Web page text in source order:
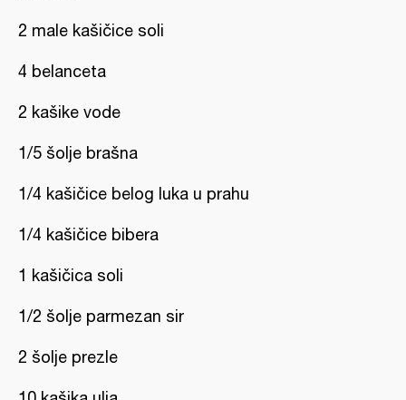
2 male kašičice soli
4 belanceta
2 kašike vode
1/5 šolje brašna
1/4 kašičice belog luka u prahu
1/4 kašičice bibera
1 kašičica soli
1/2 šolje parmezan sir
2 šolje prezle